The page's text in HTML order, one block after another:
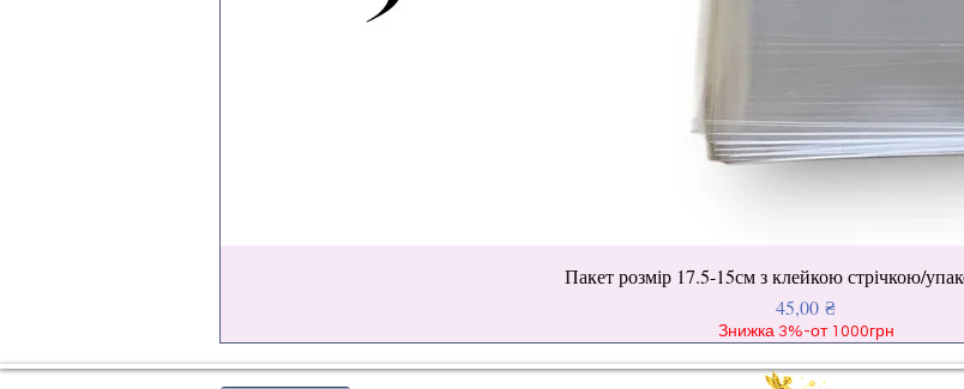
Пакет розмір 17.5-15см з клейкою стрічкою/
Ціна
45,00 ₴
Знижка 3%-от 1000грн